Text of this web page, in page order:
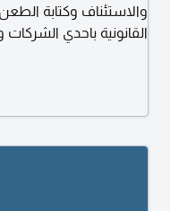
والاستئناف وكتابة
القانونية باحدي